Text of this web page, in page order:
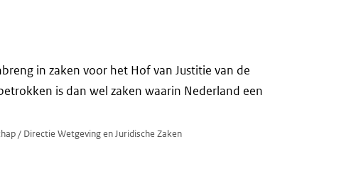
in zaken voor het Hof van Justitie van de
is dan wel zaken waarin Nederland een
/ Directie Wetgeving en Juridische Zaken